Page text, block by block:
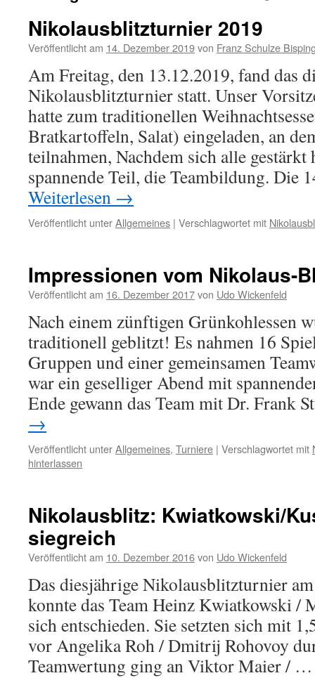
Nikolausblitzturnier 2019
Veröffentlicht am 14. Dezember 2019von Franz Schulze
Am Freitag, den 13.12.2019, fand das
Nikolausblitzturnier statt. Unser
hatte zum traditionellen
Bratkartoffeln, Salat) eingeladen, an
teilnahmen, Nachdem sich alle gestärkt
spannende Teil, die Teambildung. Die
Weiterlesen →
Veröffentlicht unterAllgemeines | Verschlagwortet mit
Impressionen vom Nikolaus-
Veröffentlicht am 16. Dezember 2017von Udo Wickenfeld
Nach einem zünftigen Grünkohlessen
traditionell geblitzt! Es nahmen 16
Gruppen und einer gemeinsamen
war ein geselliger Abend mit
Ende gewann das Team mit Dr. Frank
→
Veröffentlicht unterAllgemeines, Turniere | Verschlagwortet mit
hinterlassen
Nikolausblitz: Kwiatkowski/
siegreich
Veröffentlicht am 10. Dezember 2016von Udo Wickenfeld
Das diesjährige Nikolausblitzturnier
konnte das Team Heinz Kwiatkowski /
sich entschieden. Sie setzten sich mit
vor Angelika Roh / Dmitrij Rohovoy
Teamwertung ging an Viktor Maier /